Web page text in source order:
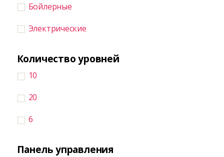
Бойлерные
Электрические
Количество уровней
10
20
6
Панель управления